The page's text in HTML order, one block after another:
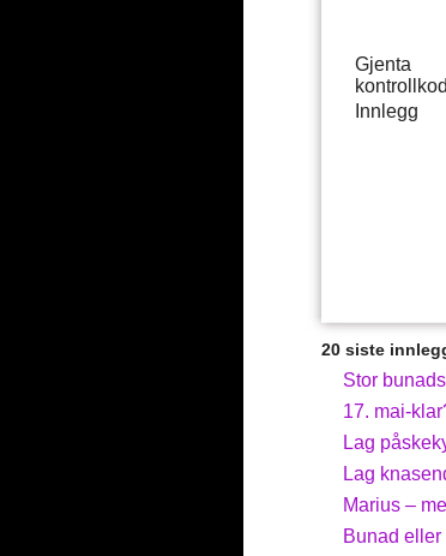
Gjenta
Innlegg
20 siste
Stor
17. mai-
Lag
Lag
Marius –
Bunad